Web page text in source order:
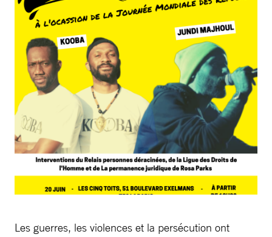
Les guerres, les violences et la persécution ont